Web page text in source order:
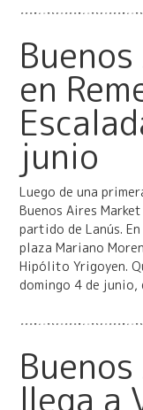
en
junio
Luego de una
Buenos Aires
partido de Lanús.
plaza Mariano
Hipólito Yrigoyen.
domingo 4 de
llega a